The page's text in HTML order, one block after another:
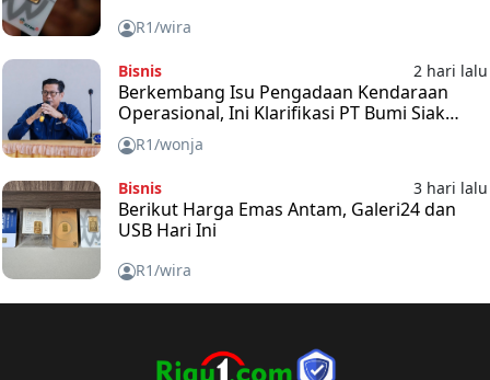
R1/wira
Bisnis 2 hari lalu
Berkembang Isu Pengadaan Kendaraan
Operasional, Ini Klarifikasi PT Bumi Siak
Pusako (BSP)
R1/wonja
Bisnis 3 hari lalu
Berikut Harga Emas Antam, Galeri24 dan
USB Hari Ini
R1/wira